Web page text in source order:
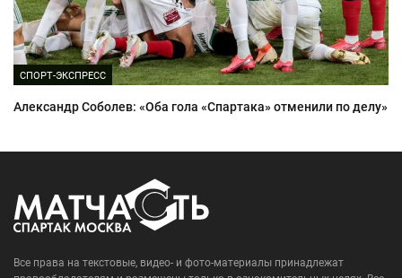
СПОРТ-ЭКСПРЕСС
Александр Соболев: «Оба гола «Спартака» отменили по делу»
Все права на текстовые, видео- и фото-материалы принадлежат